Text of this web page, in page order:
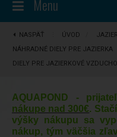
Menu
NASPÄŤ ÚVOD
NÁHRADNÉ DIELY PRE JAZIERKA
DIELY PRE JAZIERKOVÉ
AQUAPOND -
nákupe nad 300€.
výšky nákupu sa
nákup, tým väčšia